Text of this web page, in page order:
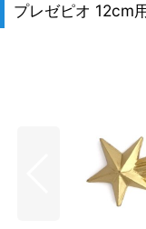
プレゼピオ 12cm